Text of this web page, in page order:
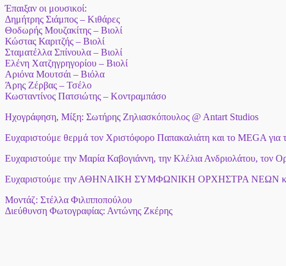
Έπαιξαν οι μουσικοί:
Δημήτρης Σιάμπος – Κιθάρες
Θοδωρής Μουζακίτης – Βιολί
Κώστας Καριτζής – Βιολί
Σταματέλλα Σπίνουλα – Βιολί
Ελένη Χατζηγρηγορίου – Βιολί
Αριόνα Μουτσάι – Βιόλα
Άρης Ζέρβας – Τσέλο
Κωσταντίνος Πατσιώτης – Κοντραμπάσο
Ηχογράφηση, Μίξη: Σωτήρης Ζηλιασκόπουλος @ Αntart Studios
Ευχαριστούμε θερμά τον Χριστόφορο Παπακαλιάτη και το MEGA
Ευχαριστούμε την Μαρία Καβογιάννη, την Κλέλια Ανδριολάτου, τον
Ευχαριστούμε την ΑΘΗΝΑΙΚΗ ΣΥΜΦΩΝΙΚΗ ΟΡΧΗΣΤΡΑ ΝΕΩΝ και
Μοντάζ: Στέλλα Φιλιπποπούλου
Διεύθυνση Φωτογραφίας: Αντώνης Ζκέρης